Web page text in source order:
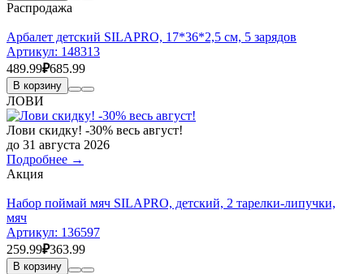
Распродажа
Арбалет детский SILAPRO, 17*36*2,5 см, 5 зарядов
Артикул: 148313
489.99₽685.99
В корзину
ЛОВИ
Лови скидку! -30% весь август!
до 31 августа 2026
Подробнее →
Акция
Набор поймай мяч SILAPRO, детский, 2 тарелки-липучки,
мяч
Артикул: 136597
259.99₽363.99
В корзину